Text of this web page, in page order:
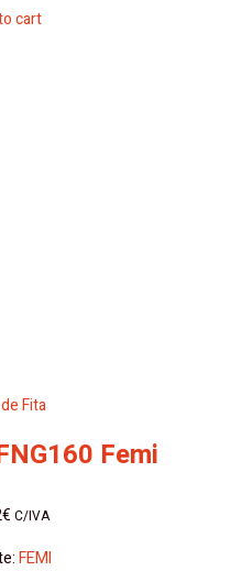
cart
Fita
Femi
€ C/IVA
FEMI